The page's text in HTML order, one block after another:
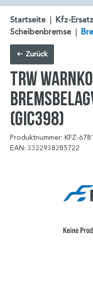
Startseite | Kfz-
Scheibenbremse |
Zurück
TRW
(GIC398)
Produktnummer: KFZ-
EAN: 3322938285722